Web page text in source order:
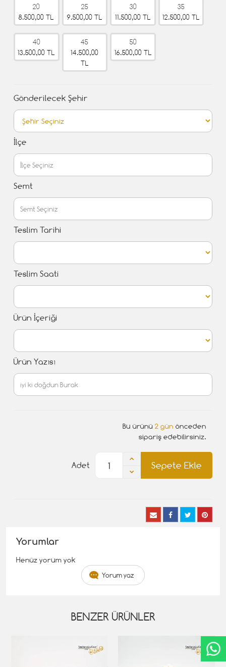
20
8.500,00 TL
25
9.500,00 TL
30
11.500,00 TL
35
12.500,00 TL
40
13.500,00 TL
45
14.500,00
TL
50
16.500,00 TL
Gönderilecek Şehir
İlçe
Semt
Teslim Tarihi
Teslim Saati
Ürün İçeriği
Ürün Yazısı
Bu ürünü 2 gün önceden
sipariş edebilirsiniz.
Sepete Ekle
Adet
Yorumlar
Henüz yorum yok
Yorum yaz
BENZER ÜRÜNLER